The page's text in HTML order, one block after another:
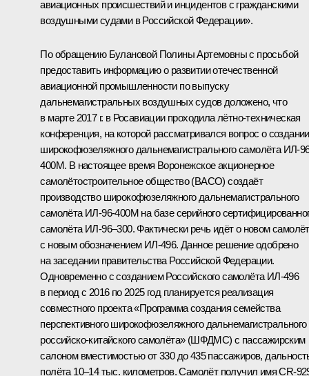
авиационных происшествий и инцидентов с гражданскими
воздушными судами в Российской Федерации».
По обращению Булановой Полины Артемовны с просьбой
предоставить информацию о развитии отечественной
авиационной промышленности по выпуску
дальнемагистральных воздушных судов доложено, что
в марте 2017 г. в Росавиации проходила лётно-техническая
конференция, на которой рассматривался вопрос о создании
широкофюзеляжного дальнемагистрального самолёта ИЛ-
400М. В настоящее время Воронежское акционерное
самолётостроительное общество (ВАСО) создаёт
производство широкофюзеляжного дальнемагистрального
самолёта ИЛ-96-400М на базе серийного
самолёта ИЛ-96–300. Фактически речь идёт о новом
с новым обозначением ИЛ-496. Данное решение одобрено
на заседании правительства Российской Федерации.
Одновременно с созданием Российского самолёта ИЛ-496
в период с 2016 по 2025 год планируется реализация
совместного проекта «Программа создания семейства
перспективного широкофюзеляжного дальнемагистрального
российско-китайского самолёта» (ШФДМС) с пассажирским
салоном вместимостью от 330 до 435 пассажиров,
полёта 10–14 тыс. километров. Самолёт получил имя CR-